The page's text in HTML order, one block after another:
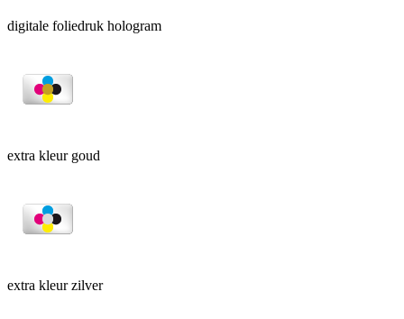
digitale foliedruk hologram
extra kleur goud
extra kleur zilver